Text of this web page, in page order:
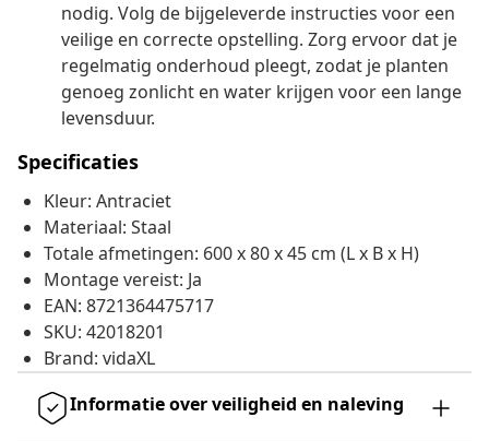
nodig. Volg de bijgeleverde instructies voor een
veilige en correcte opstelling. Zorg ervoor dat je
regelmatig onderhoud pleegt, zodat je planten
genoeg zonlicht en water krijgen voor een lange
levensduur.
Specificaties
Kleur: Antraciet
Materiaal: Staal
Totale afmetingen: 600 x 80 x 45 cm (L x B x H)
Montage vereist: Ja
EAN: 8721364475717
SKU: 42018201
Brand: vidaXL
Informatie over veiligheid en naleving